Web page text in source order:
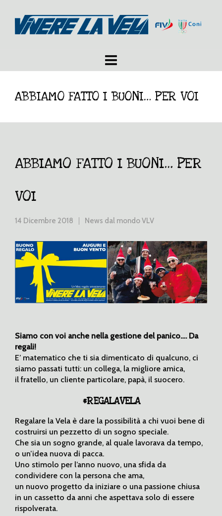
ABBIAMO FATTO I BUONI… PER VOI
ABBIAMO FATTO I BUONI… PER
VOI
14 Dicembre 2018 News dal mondo VLV
Siamo con voi anche nella gestione del panico…. Da
regali!
E’ matematico che ti sia dimenticato di qualcuno, ci
siamo passati tutti: un collega, la migliore amica,
il fratello, un cliente particolare, papà, il suocero.
#REGALAVELA
Regalare la Vela è dare la possibilità a chi vuoi bene di
costruirsi un pezzetto di un sogno speciale.
Che sia un sogno grande, al quale lavorava da tempo,
o un’idea nuova di pacca.
Uno stimolo per l’anno nuovo, una sfida da
condividere con la persona che ama,
un nuovo progetto da iniziare o una passione chiusa
in un cassetto da anni che aspettava solo di essere
rispolverata.